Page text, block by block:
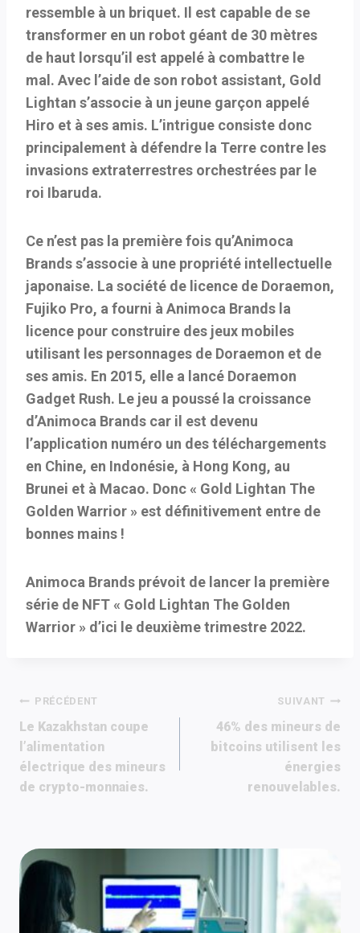
ressemble à un briquet. Il est capable de se
transformer en un robot géant de 30 mètres
de haut lorsqu’il est appelé à combattre le
mal. Avec l’aide de son robot assistant, Gold
Lightan s’associe à un jeune garçon appelé
Hiro et à ses amis. L’intrigue consiste donc
principalement à défendre la Terre contre les
invasions extraterrestres orchestrées par le
roi Ibaruda.
Ce n’est pas la première fois qu’Animoca
Brands s’associe à une propriété intellectuelle
japonaise. La société de licence de Doraemon,
Fujiko Pro, a fourni à Animoca Brands la
licence pour construire des jeux mobiles
utilisant les personnages de Doraemon et de
ses amis. En 2015, elle a lancé Doraemon
Gadget Rush. Le jeu a poussé la croissance
d’Animoca Brands car il est devenu
l’application numéro un des téléchargements
en Chine, en Indonésie, à Hong Kong, au
Brunei et à Macao. Donc « Gold Lightan The
Golden Warrior » est définitivement entre de
bonnes mains !
Animoca Brands prévoit de lancer la première
série de NFT « Gold Lightan The Golden
Warrior » d’ici le deuxième trimestre 2022.
Navigation
de
l’article
PRÉCÉDENT
Le Kazakhstan coupe
l’alimentation
électrique des mineurs
de crypto-monnaies.
SUIVANT
46% des mineurs de
bitcoins utilisent les
énergies
renouvelables.